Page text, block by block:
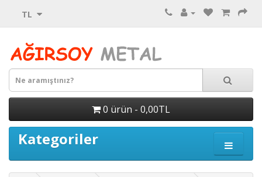
TL
0 ürün - 0,00TL
Kategoriler